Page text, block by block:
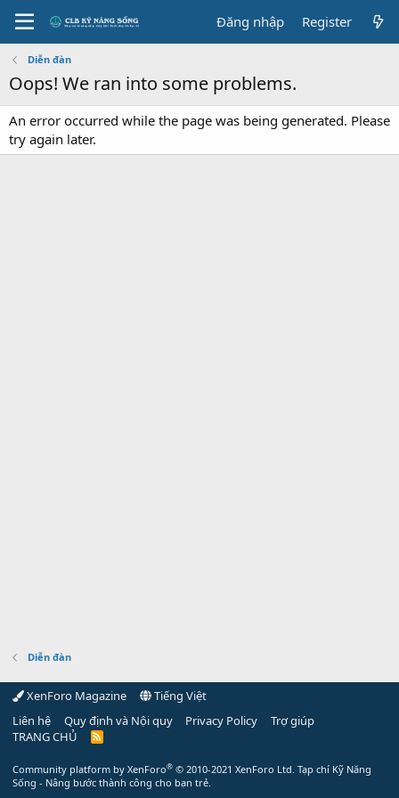
Đăng nhập Register
Diễn đàn
Oops! We ran into some problems.
An error occurred while the page was being generated. Please
try again later.
Diễn đàn
XenForo Magazine
Tiếng Việt
Liên hệ
Quy định và Nội quy Privacy Policy
Trợ giúp
TRANG CHỦ
R
Community platform by XenForo® © 2010-2021 XenForo Ltd. Tạp chí Kỹ Năng
Sống - Nâng bước thành công cho bạn trẻ.